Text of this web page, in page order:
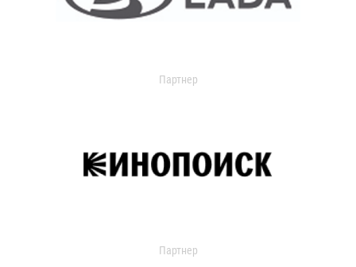
Партнер
Партнер